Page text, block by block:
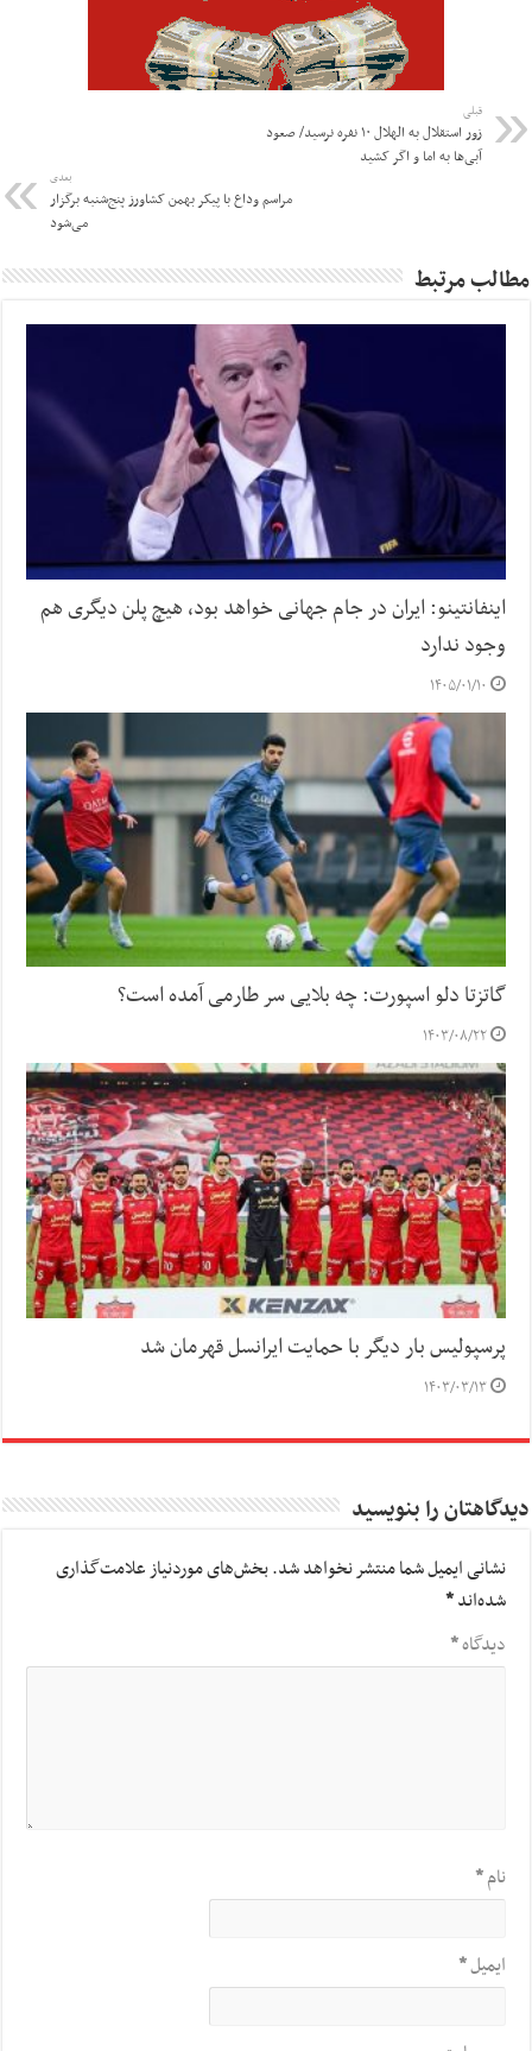
قبلی
زور استقلال به الهلال ۱۰ نفره نرسید/ صعود
آبی‌ها به اما و اگر کشید
بعدی
مراسم وداع با پیکر بهمن کشاورز پنج‌شنبه برگزار
می‌شود
مطالب مرتبط
اینفانتینو: ایران در جام جهانی خواهد بود، هیچ پلن دیگری هم
وجود ندارد
۱۴۰۵/۰۱/۱۰
گاتزتا دلو اسپورت: چه بلایی سر طارمی آمده است؟
۱۴۰۳/۰۸/۲۲
پرسپولیس بار دیگر با حمایت ایرانسل قهرمان شد
۱۴۰۳/۰۳/۱۳
دیدگاهتان را بنویسید
نشانی ایمیل شما منتشر نخواهد شد.بخش‌های موردنیاز علامت‌گذاری
شده‌اند*
دیدگاه*
نام*
ایمیل*